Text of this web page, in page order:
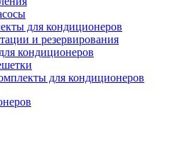
для кондиционеров
и резервирования
кондиционеров
для кондиционеров